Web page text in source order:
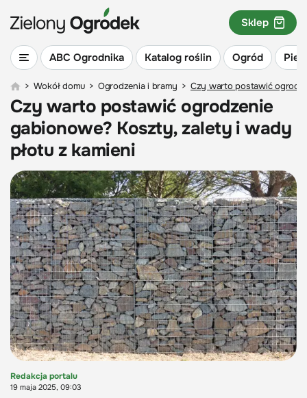
ABC Ogrodnika Katalog roślin Ogród
Sklep
> Wokół domu > Ogrodzenia i bramy > Czy warto postawić
Czy warto postawić ogrodzenie
gabionowe? Koszty, zalety i wady
płotu z kamieni
Redakcja portalu
19 maja 2025, 09:03